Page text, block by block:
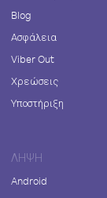
Blog
Ασφάλεια
Viber Out
Χρεώσεις
Υποστήριξη
ΛΉΨΗ
Android